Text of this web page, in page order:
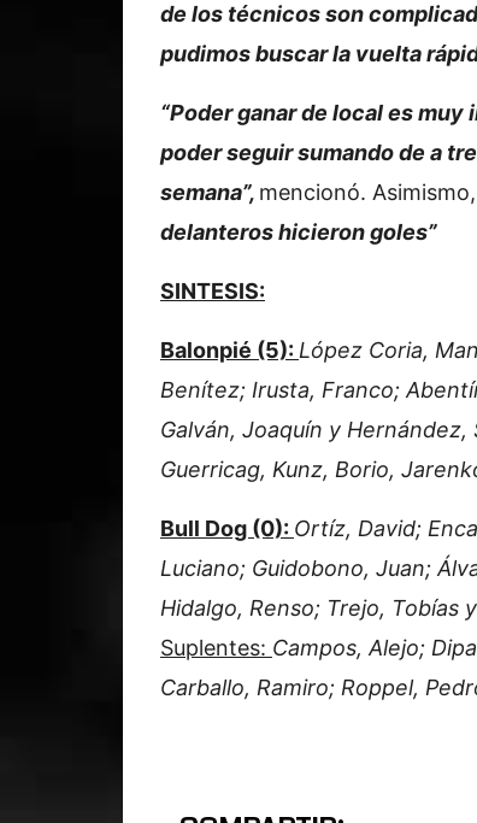
de los técnicos son
pudimos buscar la vuelta
“Poder ganar de local es muy
poder seguir sumando de a
semana”, mencionó.
delanteros hicieron goles”
SINTESIS:
Balonpié (5): López Coria,
Benítez; Irusta, Franco;
Galván, Joaquín y Hernández,
Guerricag, Kunz, Borio,
Bull Dog (0): Ortíz, David;
Luciano; Guidobono, Juan;
Hidalgo, Renso; Trejo, Tobías
Suplentes: Campos, Alejo;
Carballo, Ramiro; Roppel,